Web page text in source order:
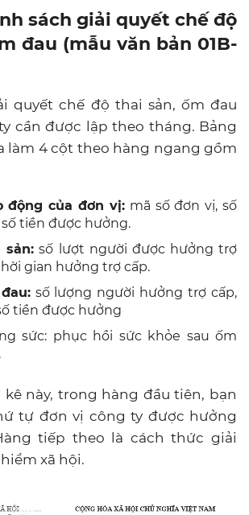
sách giải quyết chế độ
đau (mẫu văn bản 01B-
quyết chế độ thai sản, ốm đau
cần được lập theo tháng. Bảng
làm 4 cột theo hàng ngang gồm
động của đơn vị:mã số đơn vị, số
tiền được hưởng.
sản: số lượt người được hưởng trợ
gian hưởng trợ cấp.
số lượng người hưởng trợ cấp,
tiền được hưởng
sức: phục hồi sức khỏe sau ốm
này, trong hàng đầu tiên, bạn
tự đơn vị công ty được hưởng
tiếp theo là cách thức giải
xã hội.